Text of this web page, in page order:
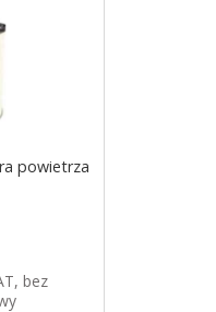
powietrza
bez